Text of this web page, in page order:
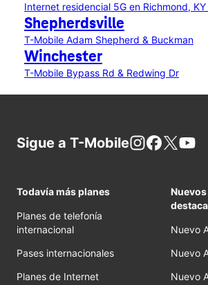
Internet residencial 5G en Richmond, KY
Shepherdsville
T-Mobile Adam Shepherd & Buckman
Winchester
T-Mobile Bypass Rd & Redwing Dr